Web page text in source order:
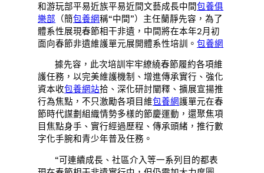
和游玩部平易近族平易近間文藝成長中間包養俱
樂部 （簡包養網稱“中間”）主任蘭靜先容，為了
體系性展現春節相干非遺，中間將在本年2月初
面向春節非遺維護單元展開體系性培訓。包養網
據先容，此次培訓牢牢繚繞春節履約各項維
護任務，以完美維護機制、增進傳承實行、強化
資本收包養網站拾、深化研討闡釋、擴展宣揚推
行為焦點，不只激勵各項目維包養網護單元在春
節時代謀劃組織情勢多樣的節慶運動，還聚焦項
目焦點身手、實行經過歷程、傳承頭緒，推行數
字化手腕和青少年普及任務。
“可連續成長、社區介入等一系列目的都表